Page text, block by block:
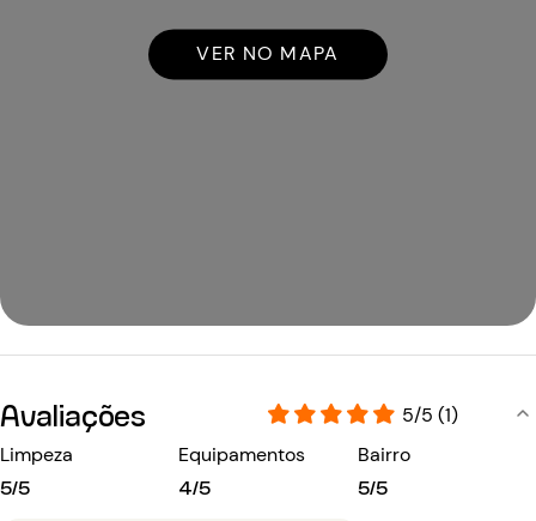
VER NO MAPA
Avaliações
5/5 (1)
Limpeza
5/5
Equipamentos
4/5
Bairro
5/5